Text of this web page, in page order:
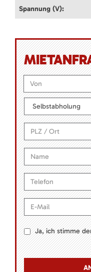
Spannung (V):
Ja, ich stimme